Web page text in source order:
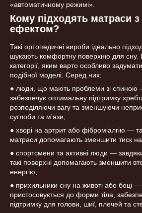
«автоматичному режимі».
Кому підходять матраси
ефектом?
Такі ортопедичні вироби ідеально
шукають комфортну поверхню для сну.
категорії, яким варто особливо
подібної моделі. Серед них:
● люди, що мають проблеми зі спиною
забезпечує оптимальну підтримку
розподіляючи вагу та зменшуючи
суглоби та м’язи;
● хворі на артрит або фіброміалгію —
матраси допомагають зменшити тиск на
● спортсмени та активні люди —
такі поверхні допомагають зменшити
енергію;
● прихильники сну на животі або боці
пристосовується до форми тіла,
підтримку для голови, шиї, плечей та